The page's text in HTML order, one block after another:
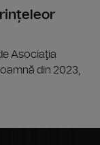
Asociaţia
din 2023,